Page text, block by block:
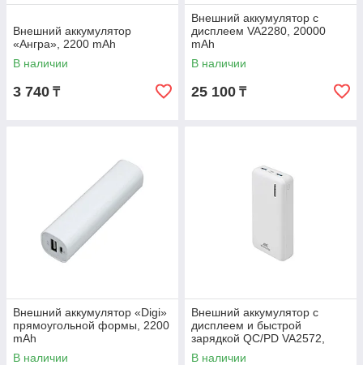
Внешний аккумулятор
«Ангра», 2200 mAh
В наличии
3 740 ₸
Внешний аккумулятор с
дисплеем VA2280, 20000
mAh
В наличии
25 100 ₸
Внешний аккумулятор «Digi»
прямоугольной формы, 2200
mAh
В наличии
Внешний аккумулятор с
дисплеем и быстрой
зарядкой QC/PD VA2572,
20000 mAh
В наличии